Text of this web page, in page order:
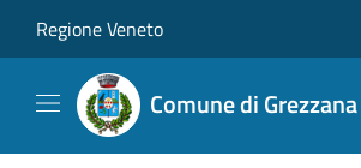
Regione Veneto
Comune di Grezzana